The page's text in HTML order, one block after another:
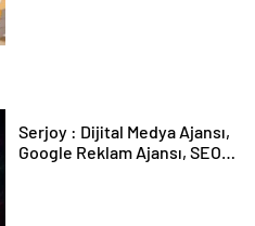
Serjoy : Dijital Medya Ajansı,
Google Reklam Ajansı, SEO